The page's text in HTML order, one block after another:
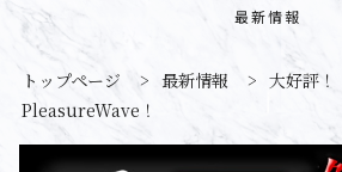
最新情報
トップページ > 最新情報 > 大好評！
PleasureWave！